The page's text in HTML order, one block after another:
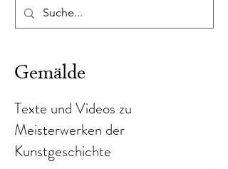
Gemälde
Texte und Videos zu
Meisterwerken der
Kunstgeschichte